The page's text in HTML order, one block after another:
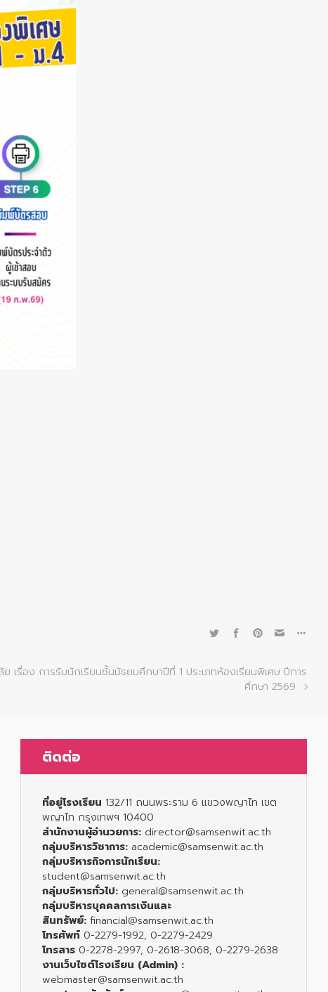
ย เรื่อง การรับนักเรียนชั้นมัธยมศึกษาปีที่ 1 ประเภทห้องเรียนพิเศษ ปีการ
ศึกษา 2569
ติดต่อ
ที่อยู่โรงเรียน 132/11 ถนนพระราม 6 แขวงพญาไท เขต
พญาไท กรุงเทพฯ 10400
สำนักงานผู้อำนวยการ: director@samsenwit.ac.th
กลุ่มบริหารวิชาการ: academic@samsenwit.ac.th
กลุ่มบริหารกิจการนักเรียน:
student@samsenwit.ac.th
กลุ่มบริหารทั่วไป: general@samsenwit.ac.th
กลุ่มบริหารบุคคลการเงินและ
สินทรัพย์: financial@samsenwit.ac.th
โทรศัพท์ 0-2279-1992, 0-2279-2429
โทรสาร 0-2278-2997, 0-2618-3068, 0-2279-2638
งานเว็บไซต์โรงเรียน (Admin) :
webmaster@samsenwit.ac.th